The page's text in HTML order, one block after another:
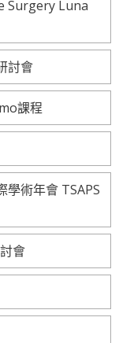
Surgery Luna
討會
課程
學術年會 TSAPS
會